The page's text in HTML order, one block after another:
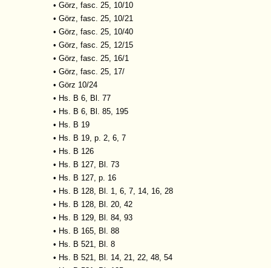
• Görz, fasc. 25, 10/10
• Görz, fasc. 25, 10/21
• Görz, fasc. 25, 10/40
• Görz, fasc. 25, 12/15
• Görz, fasc. 25, 16/1
• Görz, fasc. 25, 17/
• Görz 10/24
• Hs. B 6, Bl. 77
• Hs. B 6, Bl. 85, 195
• Hs. B 19
• Hs. B 19, p. 2, 6, 7
• Hs. B 126
• Hs. B 127, Bl. 73
• Hs. B 127, p. 16
• Hs. B 128, Bl. 1, 6, 7, 14, 16, 28
• Hs. B 128, Bl. 20, 42
• Hs. B 129, Bl. 84, 93
• Hs. B 165, Bl. 88
• Hs. B 521, Bl. 8
• Hs. B 521, Bl. 14, 21, 22, 48, 54